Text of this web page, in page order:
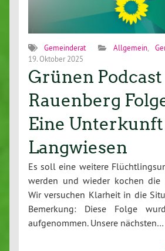
Gemeinderat Allgemein,
19. Oktober 2025
Grünen Podcast
Rauenberg
Eine
Langwiesen
Es soll eine weitere
werden und wieder kochen die
Wir versuchen Klarheit in die
Bemerkung: Diese Folge
aufgenommen. Unsere nächsten…